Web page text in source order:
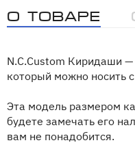
О товаре
N.C.Custom Киридаши
который можно носить
Эта модель размером
будете замечать его
вам не понадобится.